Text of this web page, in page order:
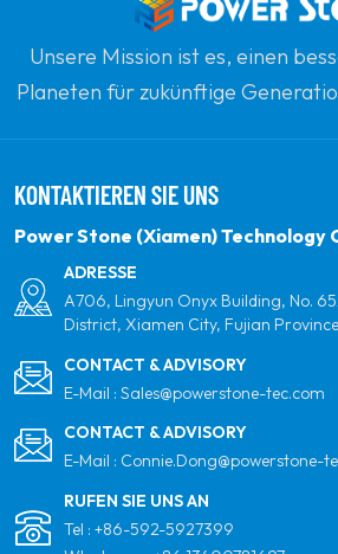
Unsere Mission ist es, einen
Planeten für zukünftige
Energieprodukten und Ihrem
globalen Partner für Qualität,
KONTAKTIEREN SIE UNS
Power Stone (Xiamen) Technology
ADRESSE
A706, Lingyun Onyx Building, No.
District, Xiamen City, Fujian Province
CONTACT & ADVISORY
E-Mail : Sales@powerstone-tec.com
CONTACT & ADVISORY
E-Mail : Connie.Dong@powerstone-
RUFEN SIE UNS AN
Tel : +86-592-5927399